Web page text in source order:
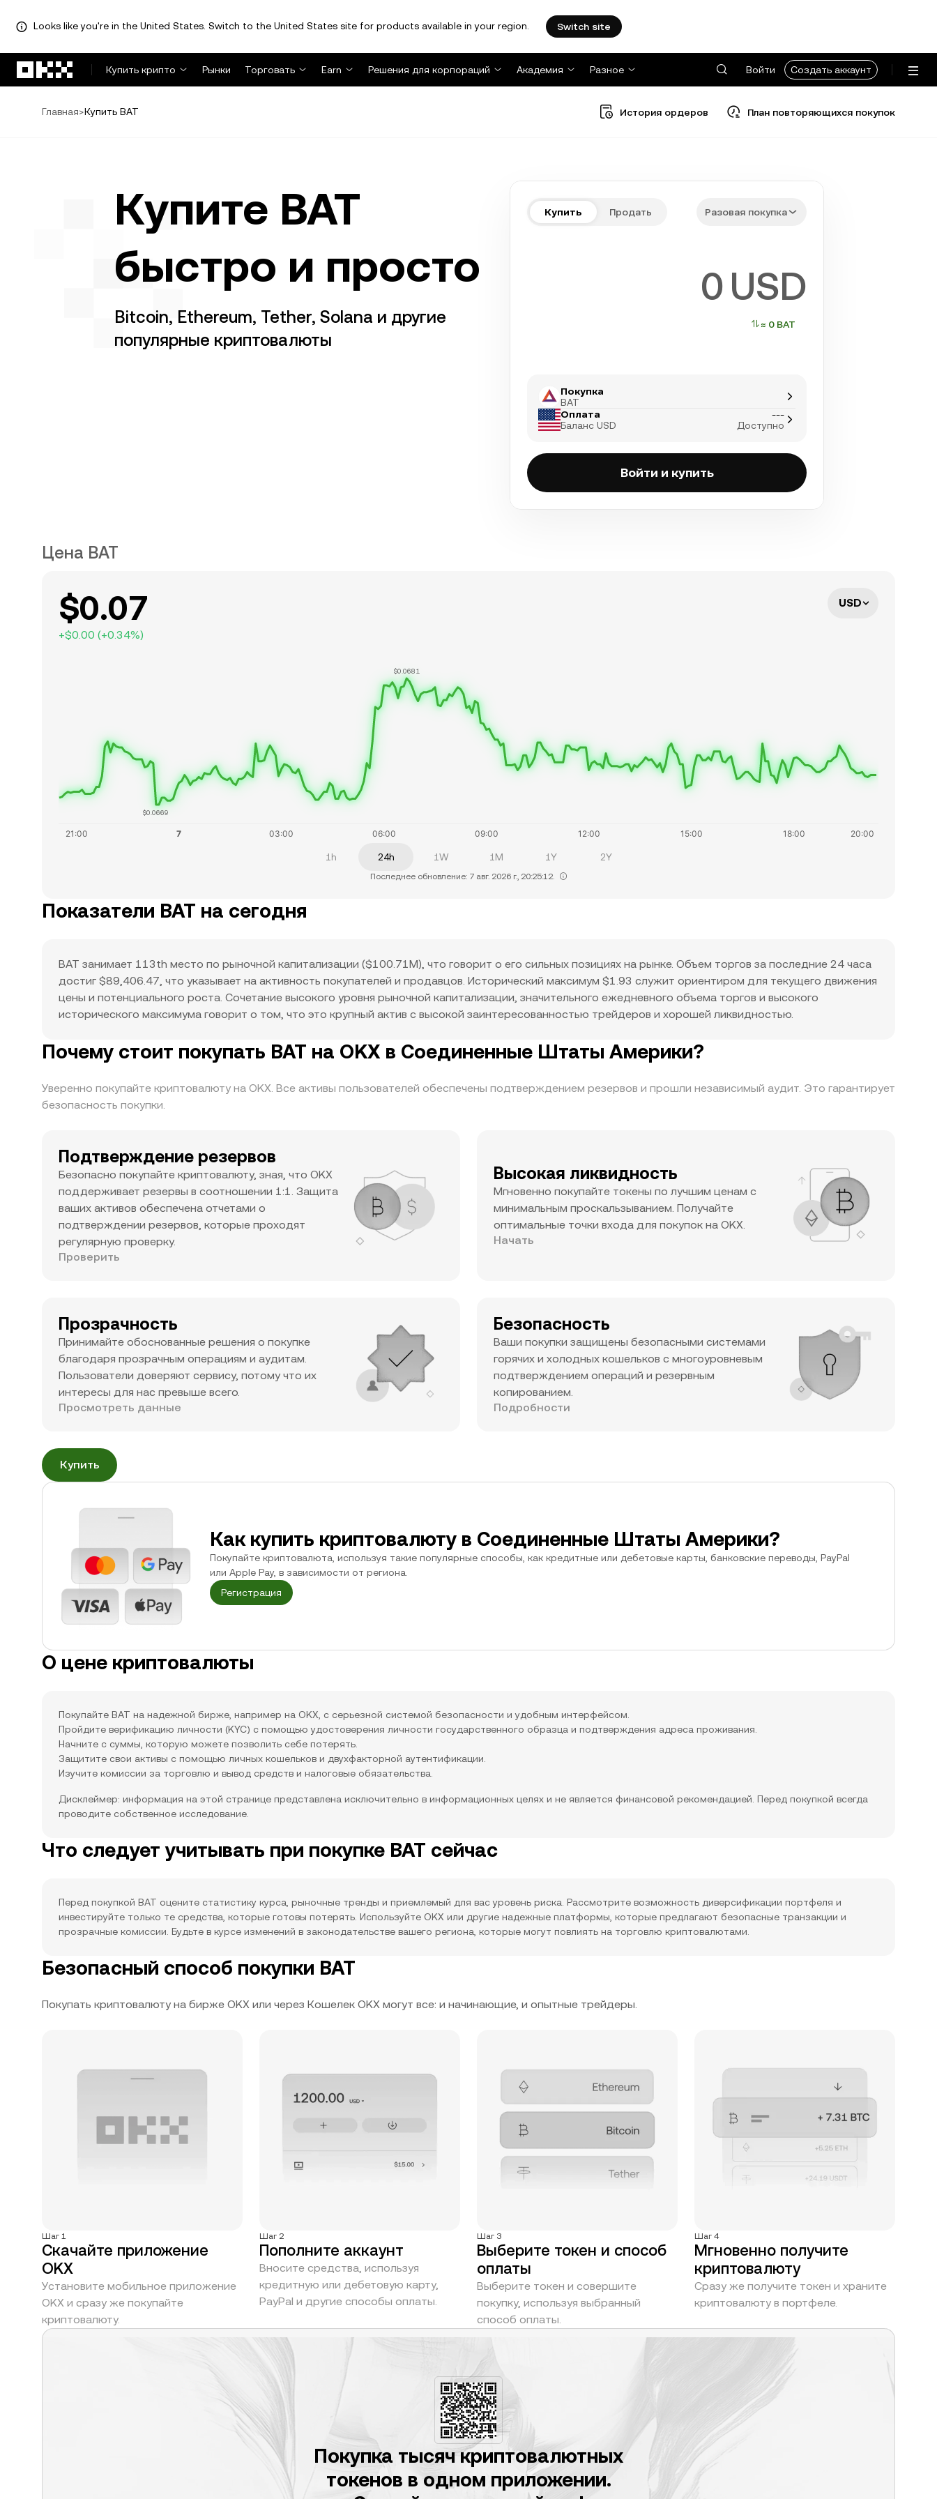
Looks like you're in the United States. Switch to the United States site for products available in your region. Switch site
Купить крипто
Рынки Торговать Earn Решения для корпораций Академия Разное Войти Создать аккаунт
Главная>Купить BAT История ордеров План повторяющихся покупок
Купите BAT
быстро и просто
Bitcoin, Ethereum, Tether, Solana и другие
популярные криптовалюты
Купить Продать Разовая покупка
USD
≈ 0 BAT
Покупка
BAT
Оплата
Баланс USD
---
Доступно
Войти и купить
Цена BAT
$0.07
+$0.00 (+0.34%)
USD
$0.0681
$0.0669
1h 24h 1W 1M 1Y 2Y
Последнее обновление: 7 авг. 2026 г., 20:25:12.
Показатели BAT на сегодня
BAT занимает 113th место по рыночной капитализации ($100.71M), что говорит о его сильных позициях на рынке. Объем торгов за последние 24 часа
достиг $89,406.47, что указывает на активность покупателей и продавцов. Исторический максимум $1.93 служит ориентиром для текущего движения
цены и потенциального роста. Сочетание высокого уровня рыночной капитализации, значительного ежедневного объема торгов и высокого
исторического максимума говорит о том, что это крупный актив с высокой заинтересованностью трейдеров и хорошей ликвидностью.
Почему стоит покупать BAT на OKX в Соединенные Штаты Америки?
Уверенно покупайте криптовалюту на OKX. Все активы пользователей обеспечены подтверждением резервов и прошли независимый аудит. Это гарантирует
безопасность покупки.
Подтверждение резервов
Безопасно покупайте криптовалюту, зная, что OKX
поддерживает резервы в соотношении 1:1. Защита
ваших активов обеспечена отчетами о
подтверждении резервов, которые проходят
регулярную проверку.
Проверить
Высокая ликвидность
Мгновенно покупайте токены по лучшим ценам с
минимальным проскальзыванием. Получайте
оптимальные точки входа для покупок на OKX.
Начать
Прозрачность
Принимайте обоснованные решения о покупке
благодаря прозрачным операциям и аудитам.
Пользователи доверяют сервису, потому что их
интересы для нас превыше всего.
Просмотреть данные
Безопасность
Ваши покупки защищены безопасными системами
горячих и холодных кошельков с многоуровневым
подтверждением операций и резервным
копированием.
Подробности
Купить
Как купить криптовалюту в Соединенные Штаты Америки?
Покупайте криптовалюта, используя такие популярные способы, как кредитные или дебетовые карты, банковские переводы, PayPal
или Apple Pay, в зависимости от региона.
Регистрация
О цене криптовалюты
Покупайте BAT на надежной бирже, например на OKX, с серьезной системой безопасности и удобным интерфейсом.
Пройдите верификацию личности (KYC) с помощью удостоверения личности государственного образца и подтверждения адреса проживания.
Начните с суммы, которую можете позволить себе потерять.
Защитите свои активы с помощью личных кошельков и двухфакторной аутентификации.
Изучите комиссии за торговлю и вывод средств и налоговые обязательства.
Дисклеймер: информация на этой странице представлена исключительно в информационных целях и не является финансовой рекомендацией. Перед покупкой всегда
проводите собственное исследование.
Что следует учитывать при покупке BAT сейчас
Перед покупкой BAT оцените статистику курса, рыночные тренды и приемлемый для вас уровень риска. Рассмотрите возможность диверсификации портфеля и
инвестируйте только те средства, которые готовы потерять. Используйте OKX или другие надежные платформы, которые предлагают безопасные транзакции и
прозрачные комиссии. Будьте в курсе изменений в законодательстве вашего региона, которые могут повлиять на торговлю криптовалютами.
Безопасный способ покупки BAT
Покупать криптовалюту на бирже OKX или через Кошелек OKX могут все: и начинающие, и опытные трейдеры.
Шаг 1
Скачайте приложение
OKX
Установите мобильное приложение
OKX и сразу же покупайте
криптовалюту.
Шаг 2
Пополните аккаунт
Вносите средства, используя
кредитную или дебетовую карту,
PayPal и другие способы оплаты.
Шаг 3
Выберите токен и способ
оплаты
Выберите токен и совершите
покупку, используя выбранный
способ оплаты.
Шаг 4
Мгновенно получите
криптовалюту
Сразу же получите токен и храните
криптовалюту в портфеле.
Покупка тысяч криптовалютных
токенов в одном приложении.